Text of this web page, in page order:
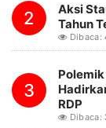
2
Aksi
Tahun
Dibaca:
3
Polemik
RDP
Dibaca: